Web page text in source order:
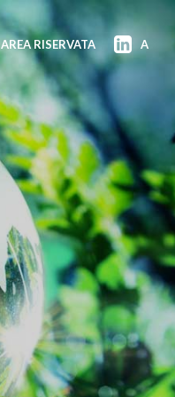
AREA RISERVATA A